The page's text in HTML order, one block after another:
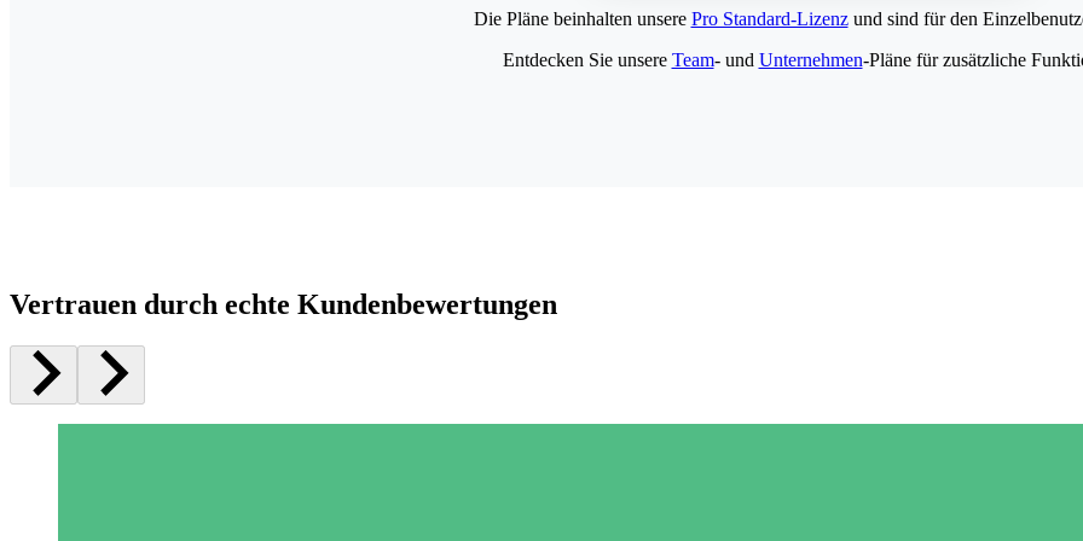
Die Pläne beinhalten unsere Pro Standard-Lizenzund sind für den
Entdecken Sie unsere Team- und Unternehmen-Pläne für zusätzliche
Vertrauen durch echte Kundenbewertungen